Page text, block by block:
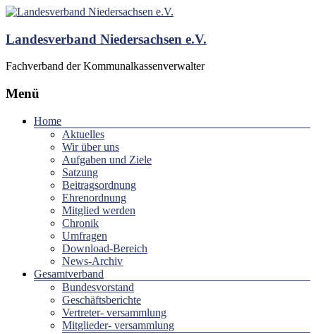
Landesverband Niedersachsen e.V.
Fachverband der Kommunalkassenverwalter
Menü
Home
Aktuelles
Wir über uns
Aufgaben und Ziele
Satzung
Beitragsordnung
Ehrenordnung
Mitglied werden
Chronik
Umfragen
Download-Bereich
News-Archiv
Gesamtverband
Bundesvorstand
Geschäftsberichte
Vertreter- versammlung
Mitglieder- versammlung